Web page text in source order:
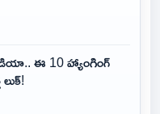
ఈ 10 హ్యాంగింగ్